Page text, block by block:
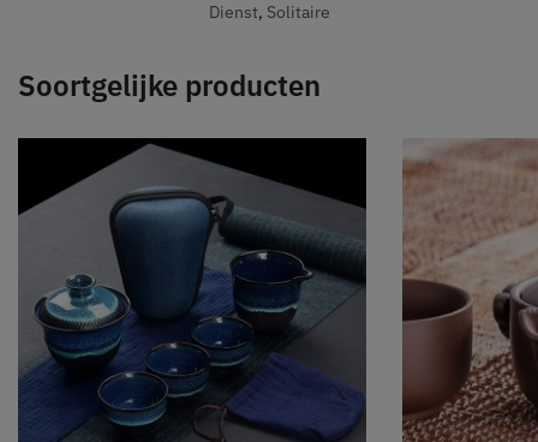
Dienst, Solitaire
Soortgelijke producten